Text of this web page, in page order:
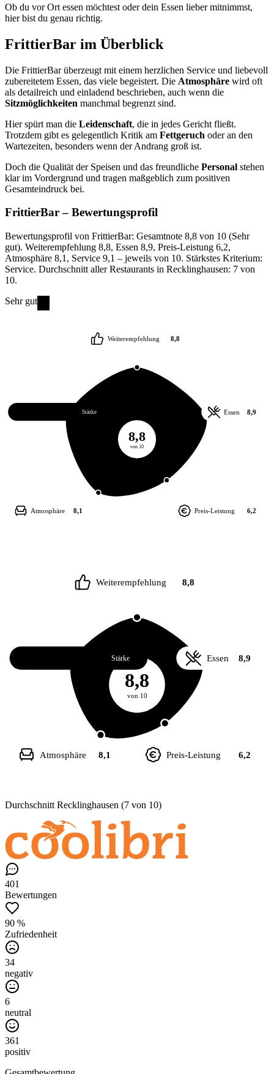
Ob du vor Ort essen möchtest oder dein Essen lieber mitnimmst,
hier bist du genau richtig.
FrittierBar im Überblick
Die FrittierBar überzeugt mit einem herzlichen Service und liebevoll
zubereitetem Essen, das viele begeistert. Die Atmosphäre wird oft
als detailreich und einladend beschrieben, auch wenn die
Sitzmöglichkeiten manchmal begrenzt sind.
Hier spürt man die Leidenschaft, die in jedes Gericht fließt.
Trotzdem gibt es gelegentlich Kritik am Fettgeruch oder an den
Wartezeiten, besonders wenn der Andrang groß ist.
Doch die Qualität der Speisen und das freundliche Personal stehen
klar im Vordergrund und tragen maßgeblich zum positiven
Gesamteindruck bei.
FrittierBar– Bewertungsprofil
Bewertungsprofil von FrittierBar: Gesamtnote 8,8 von 10 (Sehr
gut). Weiterempfehlung 8,8, Essen 8,9, Preis-Leistung 6,2,
Atmosphäre 8,1, Service 9,1 – jeweils von 10. Stärkstes Kriterium:
Service. Durchschnitt aller Restaurants in Recklinghausen: 7 von
10.
Sehr gut
8,8
von 10
Weiterempfehlung 8,8
Essen 8,9
Preis-Leistung 6,2
Atmosphäre 8,1
Stärke
8,8
von 10
Weiterempfehlung 8,8
Essen 8,9
Preis-Leistung 6,2
Atmosphäre 8,1
Stärke
Durchschnitt Recklinghausen (7 von 10)
401
Bewertungen
90 %
Zufriedenheit
34
negativ
6
neutral
361
positiv